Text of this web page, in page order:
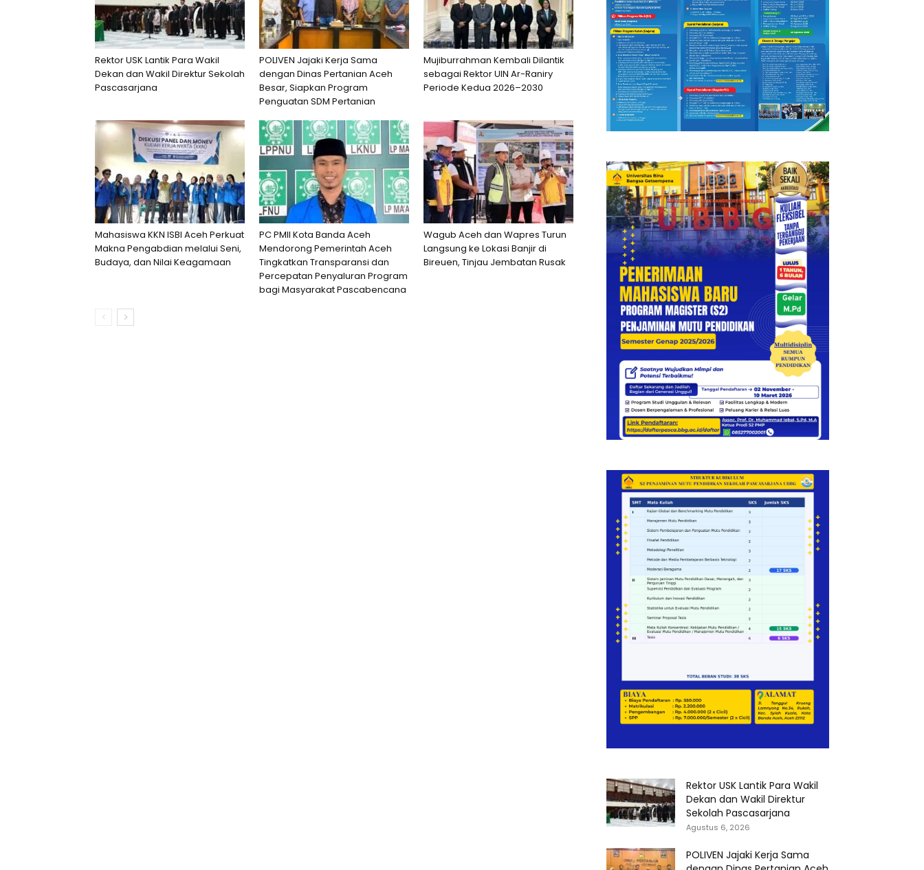
Rektor USK Lantik Para Wakil
Dekan dan Wakil Direktur Sekolah
Pascasarjana
POLIVEN Jajaki Kerja Sama
dengan Dinas Pertanian Aceh
Besar, Siapkan Program
Penguatan SDM Pertanian
Mujiburrahman Kembali Dilantik
sebagai Rektor UIN Ar-Raniry
Periode Kedua 2026–2030
Mahasiswa KKN ISBI Aceh Perkuat
Makna Pengabdian melalui Seni,
Budaya, dan Nilai Keagamaan
PC PMII Kota Banda Aceh
Mendorong Pemerintah Aceh
Tingkatkan Transparansi dan
Percepatan Penyaluran Program
bagi Masyarakat Pascabencana
Wagub Aceh dan Wapres Turun
Langsung ke Lokasi Banjir di
Bireuen, Tinjau Jembatan Rusak
Rektor USK Lantik Para Wakil
Dekan dan Wakil Direktur
Sekolah Pascasarjana
Agustus 6, 2026
POLIVEN Jajaki Kerja Sama